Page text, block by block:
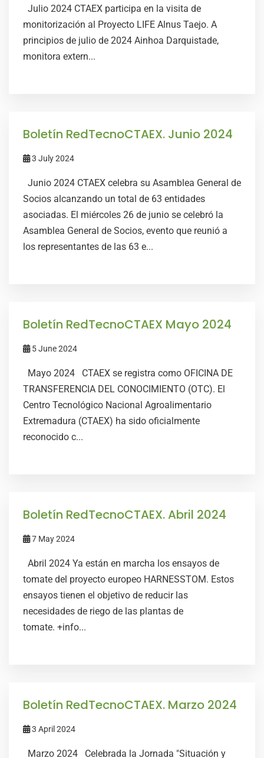
Julio 2024 CTAEX participa en la visita de
monitorización al Proyecto LIFE Alnus Taejo. A
principios de julio de 2024 Ainhoa Darquistade,
monitora extern...
Boletín RedTecnoCTAEX. Junio 2024
3 July 2024
Junio 2024 CTAEX celebra su Asamblea General de
Socios alcanzando un total de 63 entidades
asociadas. El miércoles 26 de junio se celebró la
Asamblea General de Socios, evento que reunió a
los representantes de las 63 e...
Boletín RedTecnoCTAEX Mayo 2024
5 June 2024
Mayo 2024 CTAEX se registra como OFICINA DE
TRANSFERENCIA DEL CONOCIMIENTO (OTC). El
Centro Tecnológico Nacional Agroalimentario
Extremadura (CTAEX) ha sido oficialmente
reconocido c...
Boletín RedTecnoCTAEX. Abril 2024
7 May 2024
Abril 2024 Ya están en marcha los ensayos de
tomate del proyecto europeo HARNESSTOM. Estos
ensayos tienen el objetivo de reducir las
necesidades de riego de las plantas de
tomate. +info...
Boletín RedTecnoCTAEX. Marzo 2024
3 April 2024
Marzo 2024 Celebrada la Jornada "Situación y